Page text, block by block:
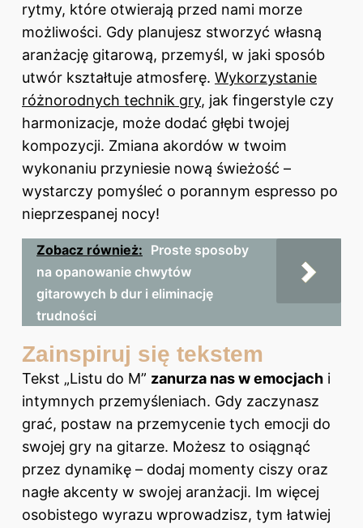
rytmy, które otwierają przed nami morze
możliwości. Gdy planujesz stworzyć własną
aranżację gitarową, przemyśl, w jaki sposób
utwór kształtuje atmosferę. Wykorzystanie
różnorodnych technik gry, jak fingerstyle czy
harmonizacje, może dodać głębi twojej
kompozycji. Zmiana akordów w twoim
wykonaniu przyniesie nową świeżość –
wystarczy pomyśleć o porannym espresso po
nieprzespanej nocy!
Zobacz również: Proste sposoby
na opanowanie chwytów
gitarowych b dur i eliminację
trudności
Zainspiruj się tekstem
Tekst „Listu do M” zanurza nas w emocjach i
intymnych przemyśleniach. Gdy zaczynasz
grać, postaw na przemycenie tych emocji do
swojej gry na gitarze. Możesz to osiągnąć
przez dynamikę – dodaj momenty ciszy oraz
nagłe akcenty w swojej aranżacji. Im więcej
osobistego wyrazu wprowadzisz, tym łatwiej